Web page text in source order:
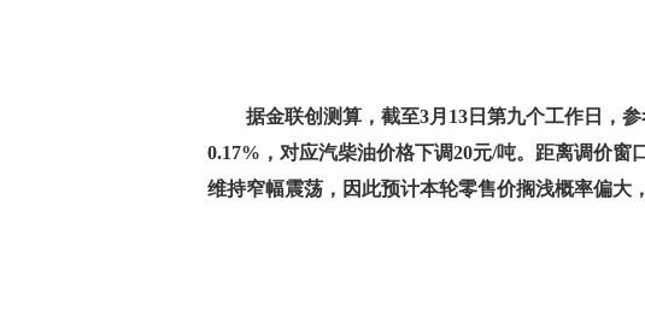
据金联创测算，截至3月13日第九个工作日，
0.17%，对应汽柴油价格下调20元/吨。距离调价窗
维持窄幅震荡，因此预计本轮零售价搁浅概率偏大